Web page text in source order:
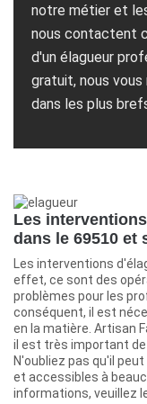
notre métier et
nous contactent
d'un élagueur
gratuit, nous
dans les plus
Les
dans le 69510 et
Les interventions
effet, ce sont des
problèmes pour les
conséquent, il est
en la matière. Artisan
il est très important
N'oubliez pas qu'il
et accessibles à
informations, veuillez